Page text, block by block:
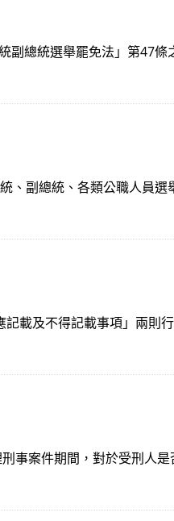
副總統選舉罷免法」第47條
、副總統、各類公職人員選
載及不得記載事項」兩則
事案件期間，對於受刑人